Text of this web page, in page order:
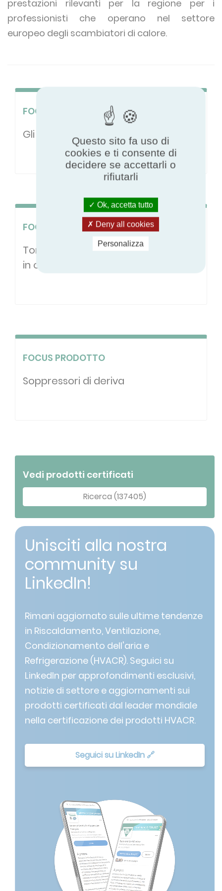
prestazioni rilevanti per la regione per i
professionisti che operano nel settore
europeo degli scambiatori di calore.
FOCUS PRODOTTO
Gli scambiatori di calore
FOCUS PRODOTTO
Torri di raffreddamento fabbricate
in origine
FOCUS PRODOTTO
Soppressori di deriva
Vedi prodotti certificati
Ricerca (137405)
Unisciti alla nostra
community su
LinkedIn!
Rimani aggiornato sulle ultime tendenze
in Riscaldamento, Ventilazione,
Condizionamento dell'aria e
Refrigerazione (HVACR). Seguici su
LinkedIn per approfondimenti esclusivi,
notizie di settore e aggiornamenti sui
prodotti certificati dal leader mondiale
nella certificazione dei prodotti HVACR.
Seguici su LinkedIn 🔗
Questo sito fa uso di
cookies e ti consente di
decidere se accettarli o
rifiutarli
Ok, accetta tutto
Deny all cookies
Personalizza